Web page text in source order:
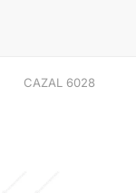
CAZAL 6028